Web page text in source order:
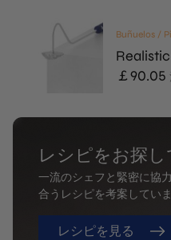
Buñuelos /
￡90.05
レシピをお探し
一流のシェフと緊密に協
合うレシピを考案していま
レシピを見る